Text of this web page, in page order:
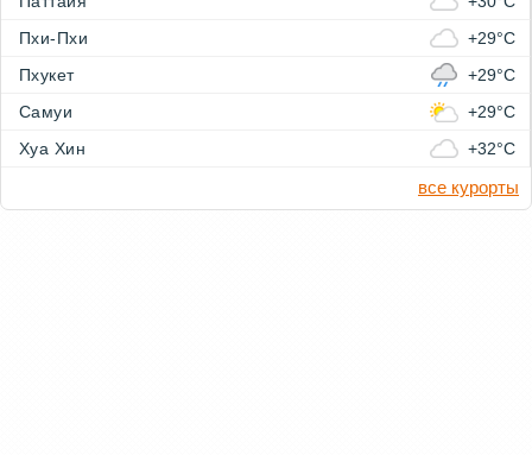
Пхи-Пхи
+29°C
Пхукет
+29°C
Самуи
+29°C
Хуа Хин
+32°C
все курорты